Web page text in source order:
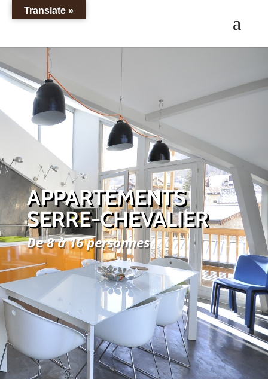
APPARTEMENTS
SERRE-CHEVALIER
De 8 à 16 personnes
Translate »